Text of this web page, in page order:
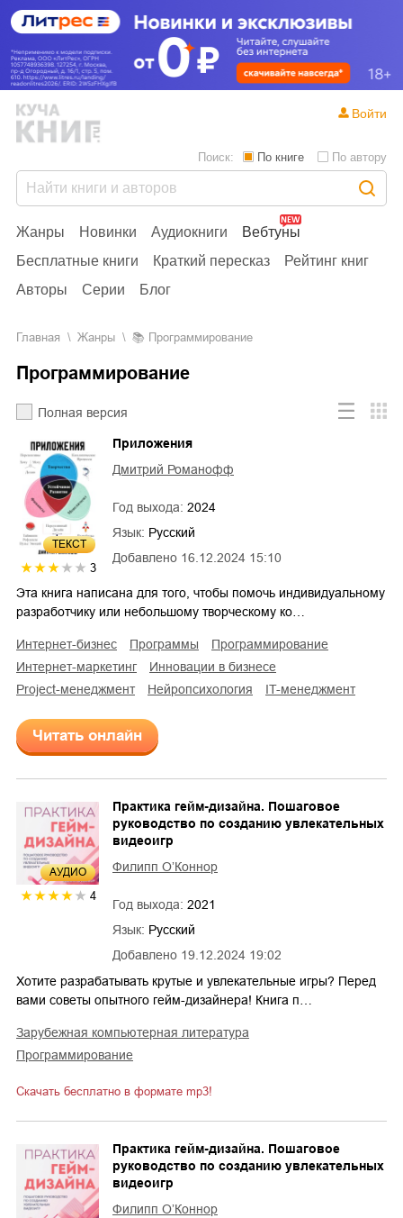
Жанры Новинки Аудиокниги
Вебтуны
Бесплатные книги
Краткий пересказ
Рейтинг книг
Авторы
Серии Блог
Поиск: По книге По автору
Войти
Главная Жанры Программирование
Программирование
Полная версия
ТЕКСТ
3
Добавлено 16.12.2024 15:10
Приложения
Дмитрий Романофф
Год выхода: 2024
Язык: Русский
Эта книга написана для того, чтобы помочь индивидуальному
разработчику или небольшому творческому ко…
интернет-бизнес программы
программирование
интернет-маркетинг
инновации в бизнесе
project-менеджмент
нейропсихология IT-менеджмент
Читать онлайн
AУДИО
4
Добавлено 19.12.2024 19:02
Практика гейм-дизайна. Пошаговое
руководство по созданию увлекательных
видеоигр
Филипп О’Коннор
Год выхода: 2021
Язык: Русский
Хотите разрабатывать крутые и увлекательные игры? Перед
вами советы опытного гейм-дизайнера! Книга п…
зарубежная компьютерная литература
программирование
Скачать бесплатно в формате mp3!
Практика гейм-дизайна. Пошаговое
руководство по созданию увлекательных
видеоигр
Филипп О’Коннор